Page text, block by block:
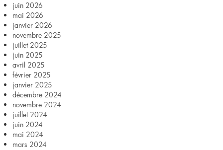
juin 2026
mai 2026
janvier 2026
novembre 2025
juillet 2025
juin 2025
avril 2025
février 2025
janvier 2025
décembre 2024
novembre 2024
juillet 2024
juin 2024
mai 2024
mars 2024